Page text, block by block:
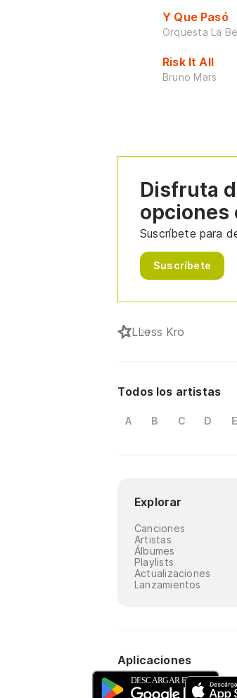
Y Que Pasó
Orquesta La
Risk It All
Bruno Mars
Disfruta
opciones
Suscríbete para
Suscríbete
LLess Kro
Todos los artistas
A B C D E
Explorar
Canciones
Artistas
Álbumes
Playlists
Actualizaciones
Lanzamientos
Aplicaciones